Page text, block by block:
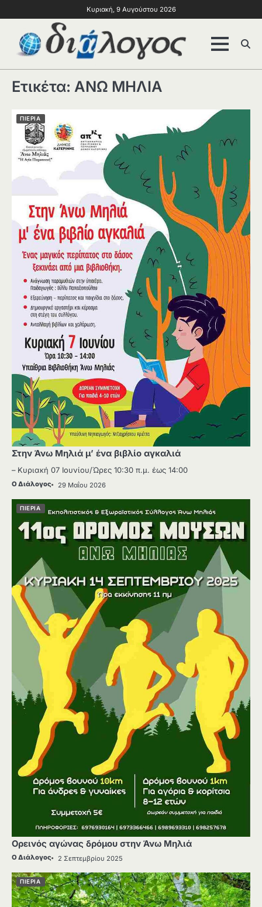
Κυριακή, 9 Αυγούστου 2026
Ετικέτα: ΑΝΩ ΜΗΛΙΑ
ΠΙΕΡΙΑ
Στην Άνω Μηλιά μ’ ένα βιβλίο αγκαλιά
– Κυριακή 07 Ιουνίου/Ώρες 10:30 π.μ. έως 14:00
Ο Διάλογος 29 Μαΐου 2026
ΠΙΕΡΙΑ
Ορεινός αγώνας δρόμου στην Άνω Μηλιά
Ο Διάλογος 2 Σεπτεμβρίου 2025
ΠΙΕΡΙΑ